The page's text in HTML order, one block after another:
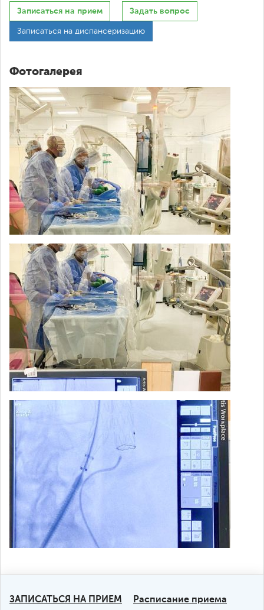
Записаться на прием Задать вопрос
Записаться на диспансеризацию
Фотогалерея
ЗАПИСАТЬСЯ НА ПРИЕМ
Расписание приема